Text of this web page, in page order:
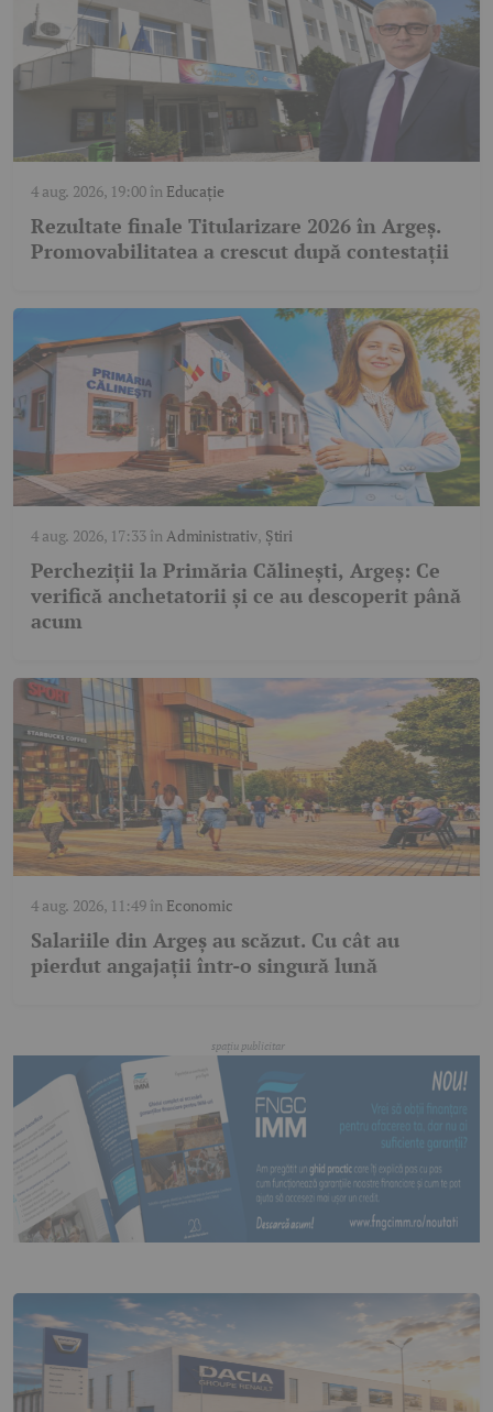
4 aug. 2026, 19:00în Educație
Rezultate finale Titularizare 2026 în Argeș.
Promovabilitatea a crescut după contestații
4 aug. 2026, 17:33înAdministrativ, Știri
Percheziții la Primăria Călinești, Argeș: Ce
verifică anchetatorii și ce au descoperit până
acum
4 aug. 2026, 11:49în Economic
Salariile din Argeș au scăzut. Cu cât au
pierdut angajații într-o singură lună